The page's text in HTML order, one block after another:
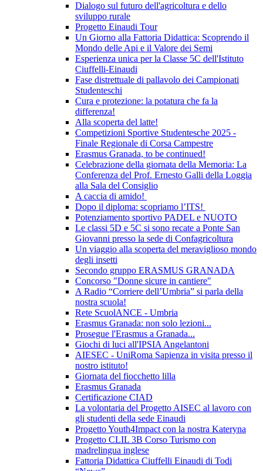
Dialogo sul futuro dell'agricoltura e dello
sviluppo rurale
Progetto Einaudi Tour
Un Giorno alla Fattoria Didattica: Scoprendo il
Mondo delle Api e il Valore dei Semi
Esperienza unica per la Classe 5C dell'Istituto
Ciuffelli-Einaudi
Fase distrettuale di pallavolo dei Campionati
Studenteschi
Cura e protezione: la potatura che fa la
differenza!
Alla scoperta del latte!
Competizioni Sportive Studentesche 2025 -
Finale Regionale di Corsa Campestre
Erasmus Granada, to be continued!
Celebrazione della giornata della Memoria: La
Conferenza del Prof. Ernesto Galli della Loggia
alla Sala del Consiglio
A caccia di amido!
Dopo il diploma: scopriamo l’ITS!
Potenziamento sportivo PADEL e NUOTO
Le classi 5D e 5C si sono recate a Ponte San
Giovanni presso la sede di Confagricoltura
Un viaggio alla scoperta del meraviglioso mondo
degli insetti
Secondo gruppo ERASMUS GRANADA
Concorso "Donne sicure in cantiere"
A Radio “Corriere dell’Umbria” si parla della
nostra scuola!
Rete ScuolANCE - Umbria
Erasmus Granada: non solo lezioni...
Prosegue l'Erasmus a Granada...
Giochi di luci all'IPSIA Angelantoni
AIESEC - UniRoma Sapienza in visita presso il
nostro istituto!
Giornata del fiocchetto lilla
Erasmus Granada
Certificazione CIAD
La volontaria del Progetto AISEC al lavoro con
gli studenti della sede Einaudi
Progetto Youth4Impact con la nostra Kateryna
Progetto CLIL 3B Corso Turismo con
madrelingua inglese
Fattoria Didattica Ciuffelli Einaudi di Todi